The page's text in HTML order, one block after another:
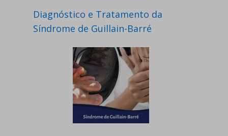
Diagnóstico e Tratamento da
Síndrome de Guillain-Barré